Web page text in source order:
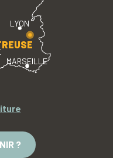
LYON
MARSEILLE
?